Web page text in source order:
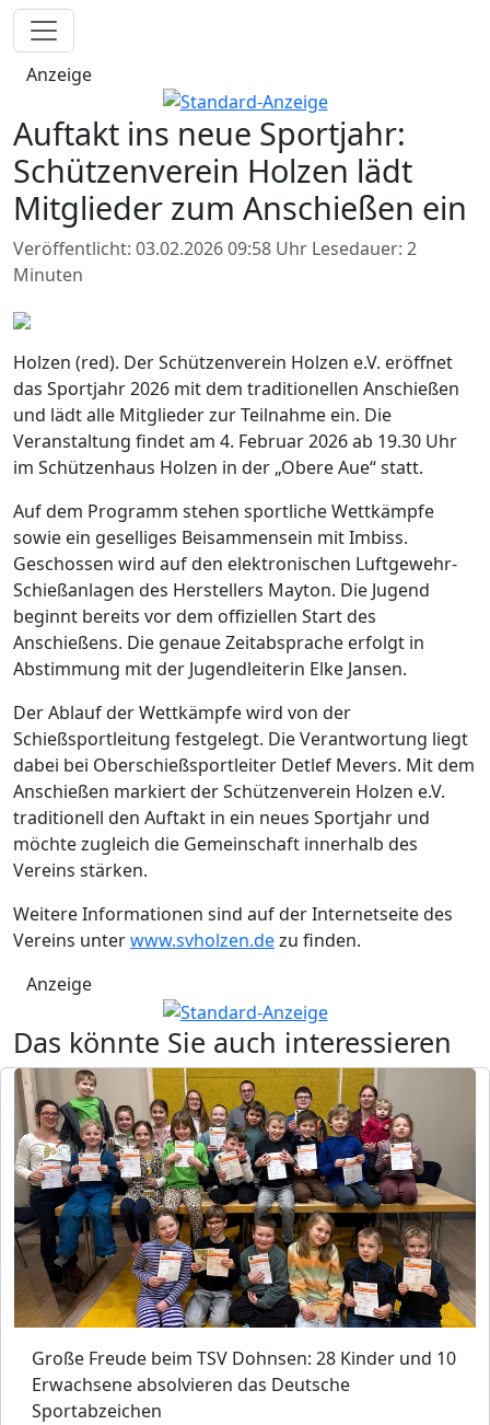
Anzeige
Auftakt ins neue Sportjahr:
Schützenverein Holzen lädt
Mitglieder zum Anschießen ein
Veröffentlicht: 03.02.2026 09:58 Uhr Lesedauer: 2
Minuten
Holzen (red). Der Schützenverein Holzen e.V. eröffnet
das Sportjahr 2026 mit dem traditionellen Anschießen
und lädt alle Mitglieder zur Teilnahme ein. Die
Veranstaltung findet am 4. Februar 2026 ab 19.30 Uhr
im Schützenhaus Holzen in der „Obere Aue“ statt.
Auf dem Programm stehen sportliche Wettkämpfe
sowie ein geselliges Beisammensein mit Imbiss.
Geschossen wird auf den elektronischen Luftgewehr-
Schießanlagen des Herstellers Mayton. Die Jugend
beginnt bereits vor dem offiziellen Start des
Anschießens. Die genaue Zeitabsprache erfolgt in
Abstimmung mit der Jugendleiterin Elke Jansen.
Der Ablauf der Wettkämpfe wird von der
Schießsportleitung festgelegt. Die Verantwortung liegt
dabei bei Oberschießsportleiter Detlef Mevers. Mit dem
Anschießen markiert der Schützenverein Holzen e.V.
traditionell den Auftakt in ein neues Sportjahr und
möchte zugleich die Gemeinschaft innerhalb des
Vereins stärken.
Weitere Informationen sind auf der Internetseite des
Vereins unterwww.svholzen.dezu finden.
Anzeige
Das könnte Sie auch interessieren
Große Freude beim TSV Dohnsen: 28 Kinder und 10
Erwachsene absolvieren das Deutsche
Sportabzeichen